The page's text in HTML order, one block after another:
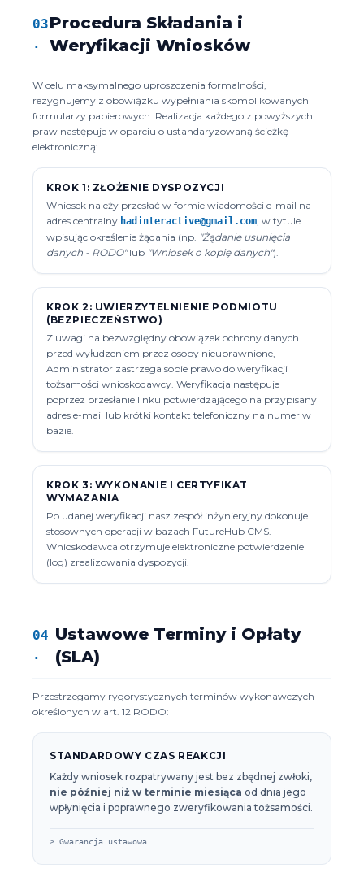
03
.
Procedura Składania i
Weryfikacji Wniosków
W celu maksymalnego uproszczenia formalności,
rezygnujemy z obowiązku wypełniania skomplikowanych
formularzy papierowych. Realizacja każdego z powyższych
praw następuje w oparciu o ustandaryzowaną ścieżkę
elektroniczną:
KROK 1: ZŁOŻENIE DYSPOZYCJI
Wniosek należy przesłać w formie wiadomości e-mail na
adres centralny hadinteractive@gmail.com, w tytule
wpisując określenie żądania (np. "Żądanie usunięcia
danych - RODO"lub "Wniosek o kopię danych").
KROK 2: UWIERZYTELNIENIE PODMIOTU
(BEZPIECZEŃSTWO)
Z uwagi na bezwzględny obowiązek ochrony danych
przed wyłudzeniem przez osoby nieuprawnione,
Administrator zastrzega sobie prawo do weryfikacji
tożsamości wnioskodawcy. Weryfikacja następuje
poprzez przesłanie linku potwierdzającego na przypisany
adres e-mail lub krótki kontakt telefoniczny na numer w
bazie.
KROK 3: WYKONANIE I CERTYFIKAT
WYMAZANIA
Po udanej weryfikacji nasz zespół inżynieryjny dokonuje
stosownych operacji w bazach FutureHub CMS.
Wnioskodawca otrzymuje elektroniczne potwierdzenie
(log) zrealizowania dyspozycji.
04
.
Ustawowe Terminy i Opłaty
(SLA)
Przestrzegamy rygorystycznych terminów wykonawczych
określonych w art. 12 RODO:
STANDARDOWY CZAS REAKCJI
Każdy wniosek rozpatrywany jest bez zbędnej zwłoki,
nie później niż w terminie miesiąca od dnia jego
wpłynięcia i poprawnego zweryfikowania tożsamości.
> Gwarancja ustawowa